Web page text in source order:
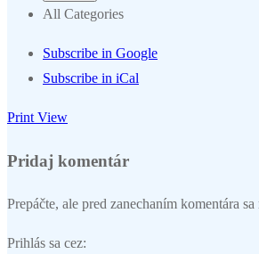
All Categories
Subscribe in Google
Subscribe in iCal
Print View
Pridaj komentár
Prepáčte, ale pred zanechaním komentára sa
Prihlás sa cez: